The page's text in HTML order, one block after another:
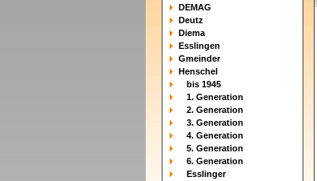
DEMAG
Deutz
Diema
Esslingen
Gmeinder
Henschel
bis 1945
1. Generation
2. Generation
3. Generation
4. Generation
5. Generation
6. Generation
Esslinger